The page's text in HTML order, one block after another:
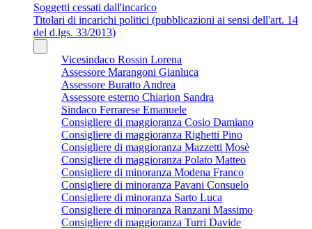
Soggetti cessati dall'incarico
Titolari di incarichi politici (pubblicazioni ai sensi dell'art. 14
del d.lgs. 33/2013)
Vicesindaco Rossin Lorena
Assessore Marangoni Gianluca
Assessore Buratto Andrea
Assessore esterno Chiarion Sandra
Sindaco Ferrarese Emanuele
Consigliere di maggioranza Cosio Damiano
Consigliere di maggioranza Righetti Pino
Consigliere di maggioranza Mazzetti Mosè
Consigliere di maggioranza Polato Matteo
Consigliere di minoranza Modena Franco
Consigliere di minoranza Pavani Consuelo
Consigliere di minoranza Sarto Luca
Consigliere di minoranza Ranzani Massimo
Consigliere di maggioranza Turri Davide